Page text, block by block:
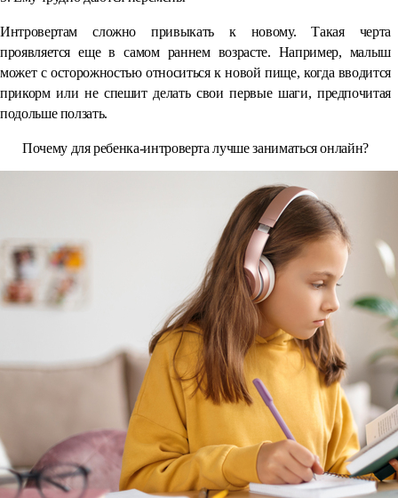
Интровертам сложно привыкать к новому. Такая черта
проявляется еще в самом раннем возрасте. Например, малыш
может с осторожностью относиться к новой пище, когда вводится
прикорм или не спешит делать свои первые шаги, предпочитая
подольше ползать.
Почему для ребенка-интроверта лучше заниматься онлайн?